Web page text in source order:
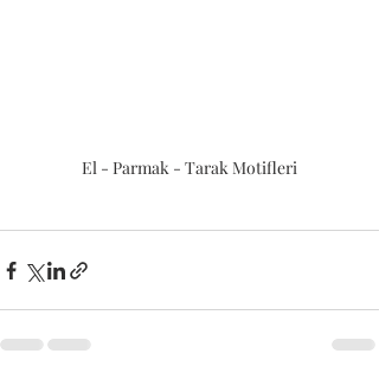
El - Parmak - Tarak Motifleri